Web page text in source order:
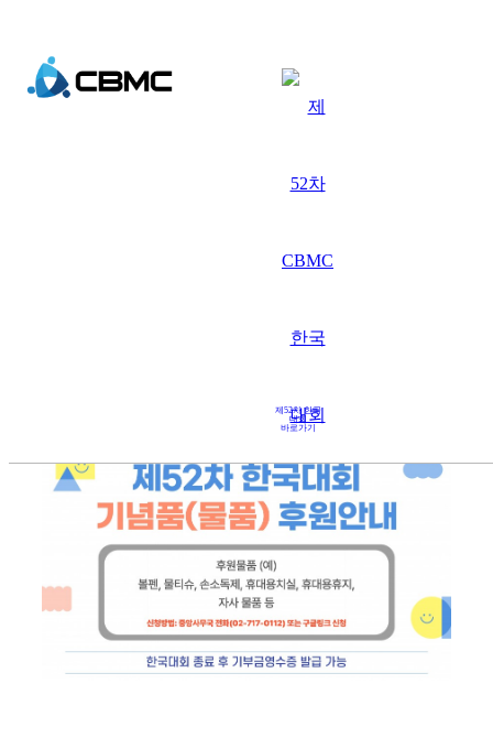
제52차 한국
대회
바로가기
념품(물품) 후원 안내